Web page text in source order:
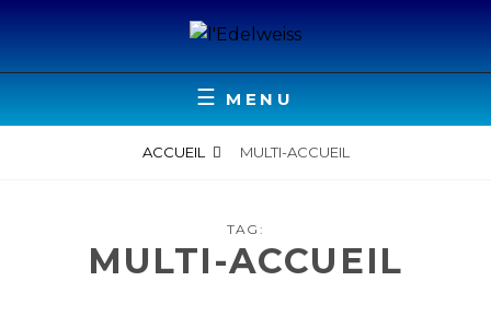
contentL'EDELWEISS
ADOLESCENTS POLYHANDICAPÉS
MENU
ACCUEIL MULTI-ACCUEIL
TAG:
MULTI-ACCUEIL